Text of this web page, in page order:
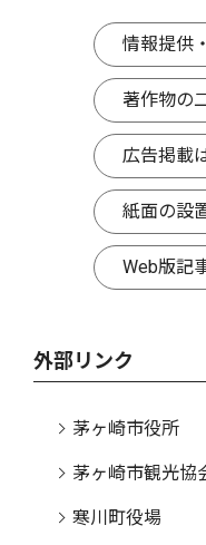
情報提供
著作物の
広告掲載
紙面の設
Web版記
外部リンク
茅ヶ崎市役所
茅ヶ崎市観光協
寒川町役場